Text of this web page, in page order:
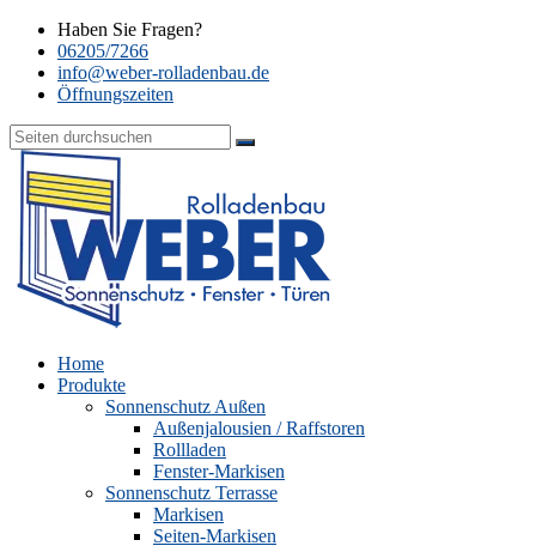
Haben Sie Fragen?
06205/7266
info@weber-rolladenbau.de
Öffnungszeiten
Home
Produkte
Sonnenschutz Außen
Außenjalousien / Raffstoren
Rollladen
Fenster-Markisen
Sonnenschutz Terrasse
Markisen
Seiten-Markisen